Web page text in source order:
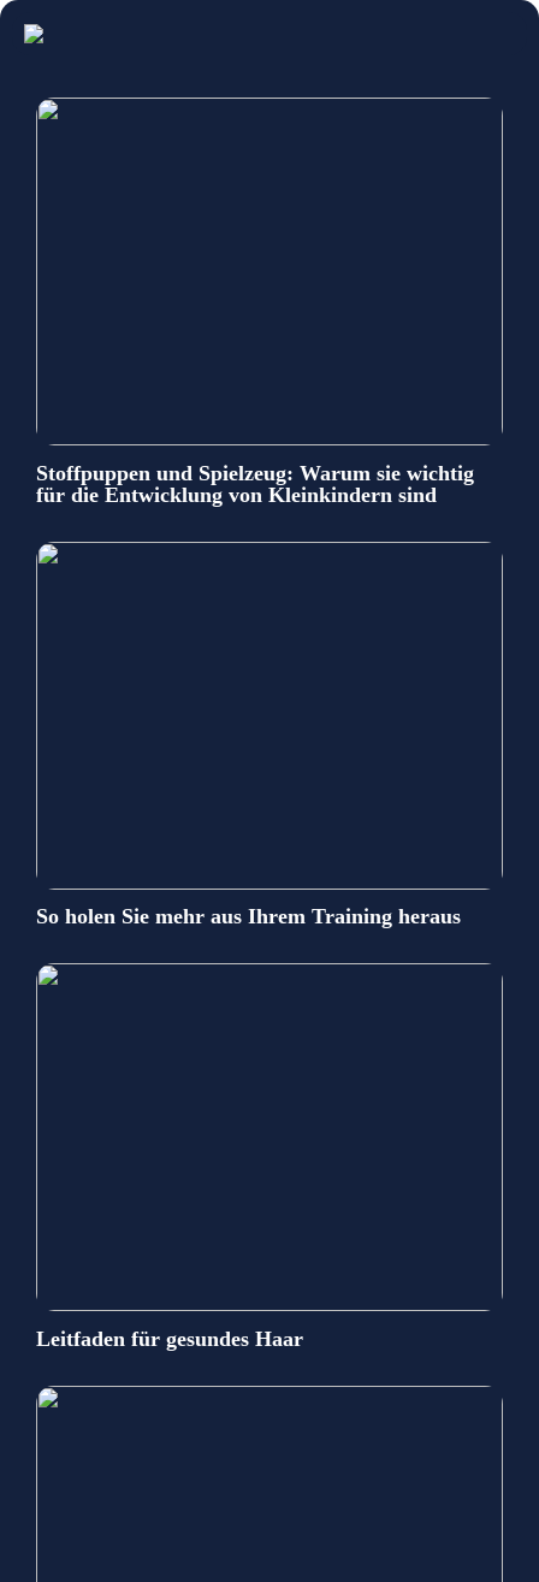
Stoffpuppen und Spielzeug: Warum sie wichtig
für die Entwicklung von Kleinkindern sind
So holen Sie mehr aus Ihrem Training heraus
Leitfaden für gesundes Haar